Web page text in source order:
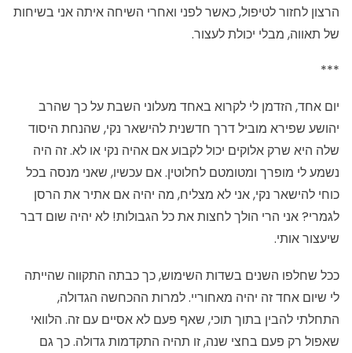
הרצון לחזור לטיפול, כאשר לפני ואחרי השיחה איתה אני בשיחות
של תאווה, מבלי יכולת לעצור.
***
יום אחד, הזדמן לי לקרוא באחד מעלוני השבת על כך שהרב
יהושע שפירא מוביל דרך חדשנית להישאר נקי, שהנחת היסוד
שלה היא שרק אלוקים יכול לקבוע אם אהיה נקי או לא. זה היה
נשמע לי מופרך ומטומטם לחלוטין. אם עכשיו, שאני מנסה בכל
כוחי להישאר נקי, אני לא מצליח, מה יהיה אם אתיר את הרסן
לגמרי? אני הרי הולך לחצות את כל הגבולות! לא יהיה שום דבר
שיעצור אותי.
ככל שחלפו השנים בשדות השימוש, כך כבתה התקווה שהייתה
לי שיום אחד זה יהיה מאחוריי. למרות ההכחשה הגדולה,
התחלתי להבין בתוך תוכי, שאף פעם לא אסיים עם זה. הלוואי
שאפול רק פעם בחצי שנה, זו תהיה התקדמות גדולה. כך גם